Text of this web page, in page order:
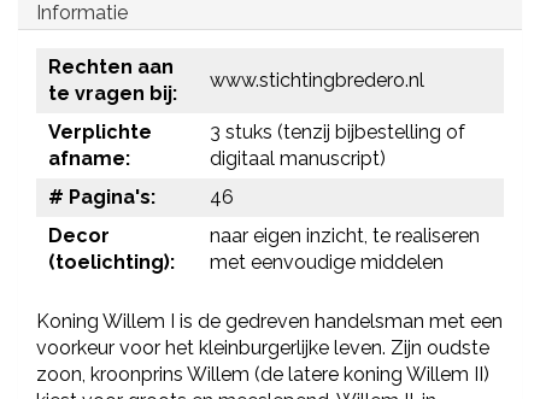
Informatie
Rechten aan
te vragen bij:
www.stichtingbredero.nl
Verplichte
afname:
3 stuks (tenzij bijbestelling of
digitaal manuscript)
# Pagina's:
46
Decor
(toelichting):
naar eigen inzicht, te realiseren
met eenvoudige middelen
Koning Willem I is de gedreven handelsman met een
voorkeur voor het kleinburgerlijke leven. Zijn oudste
zoon, kroonprins Willem (de latere koning Willem II)